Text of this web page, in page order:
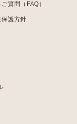
質問（FAQ）
護方針